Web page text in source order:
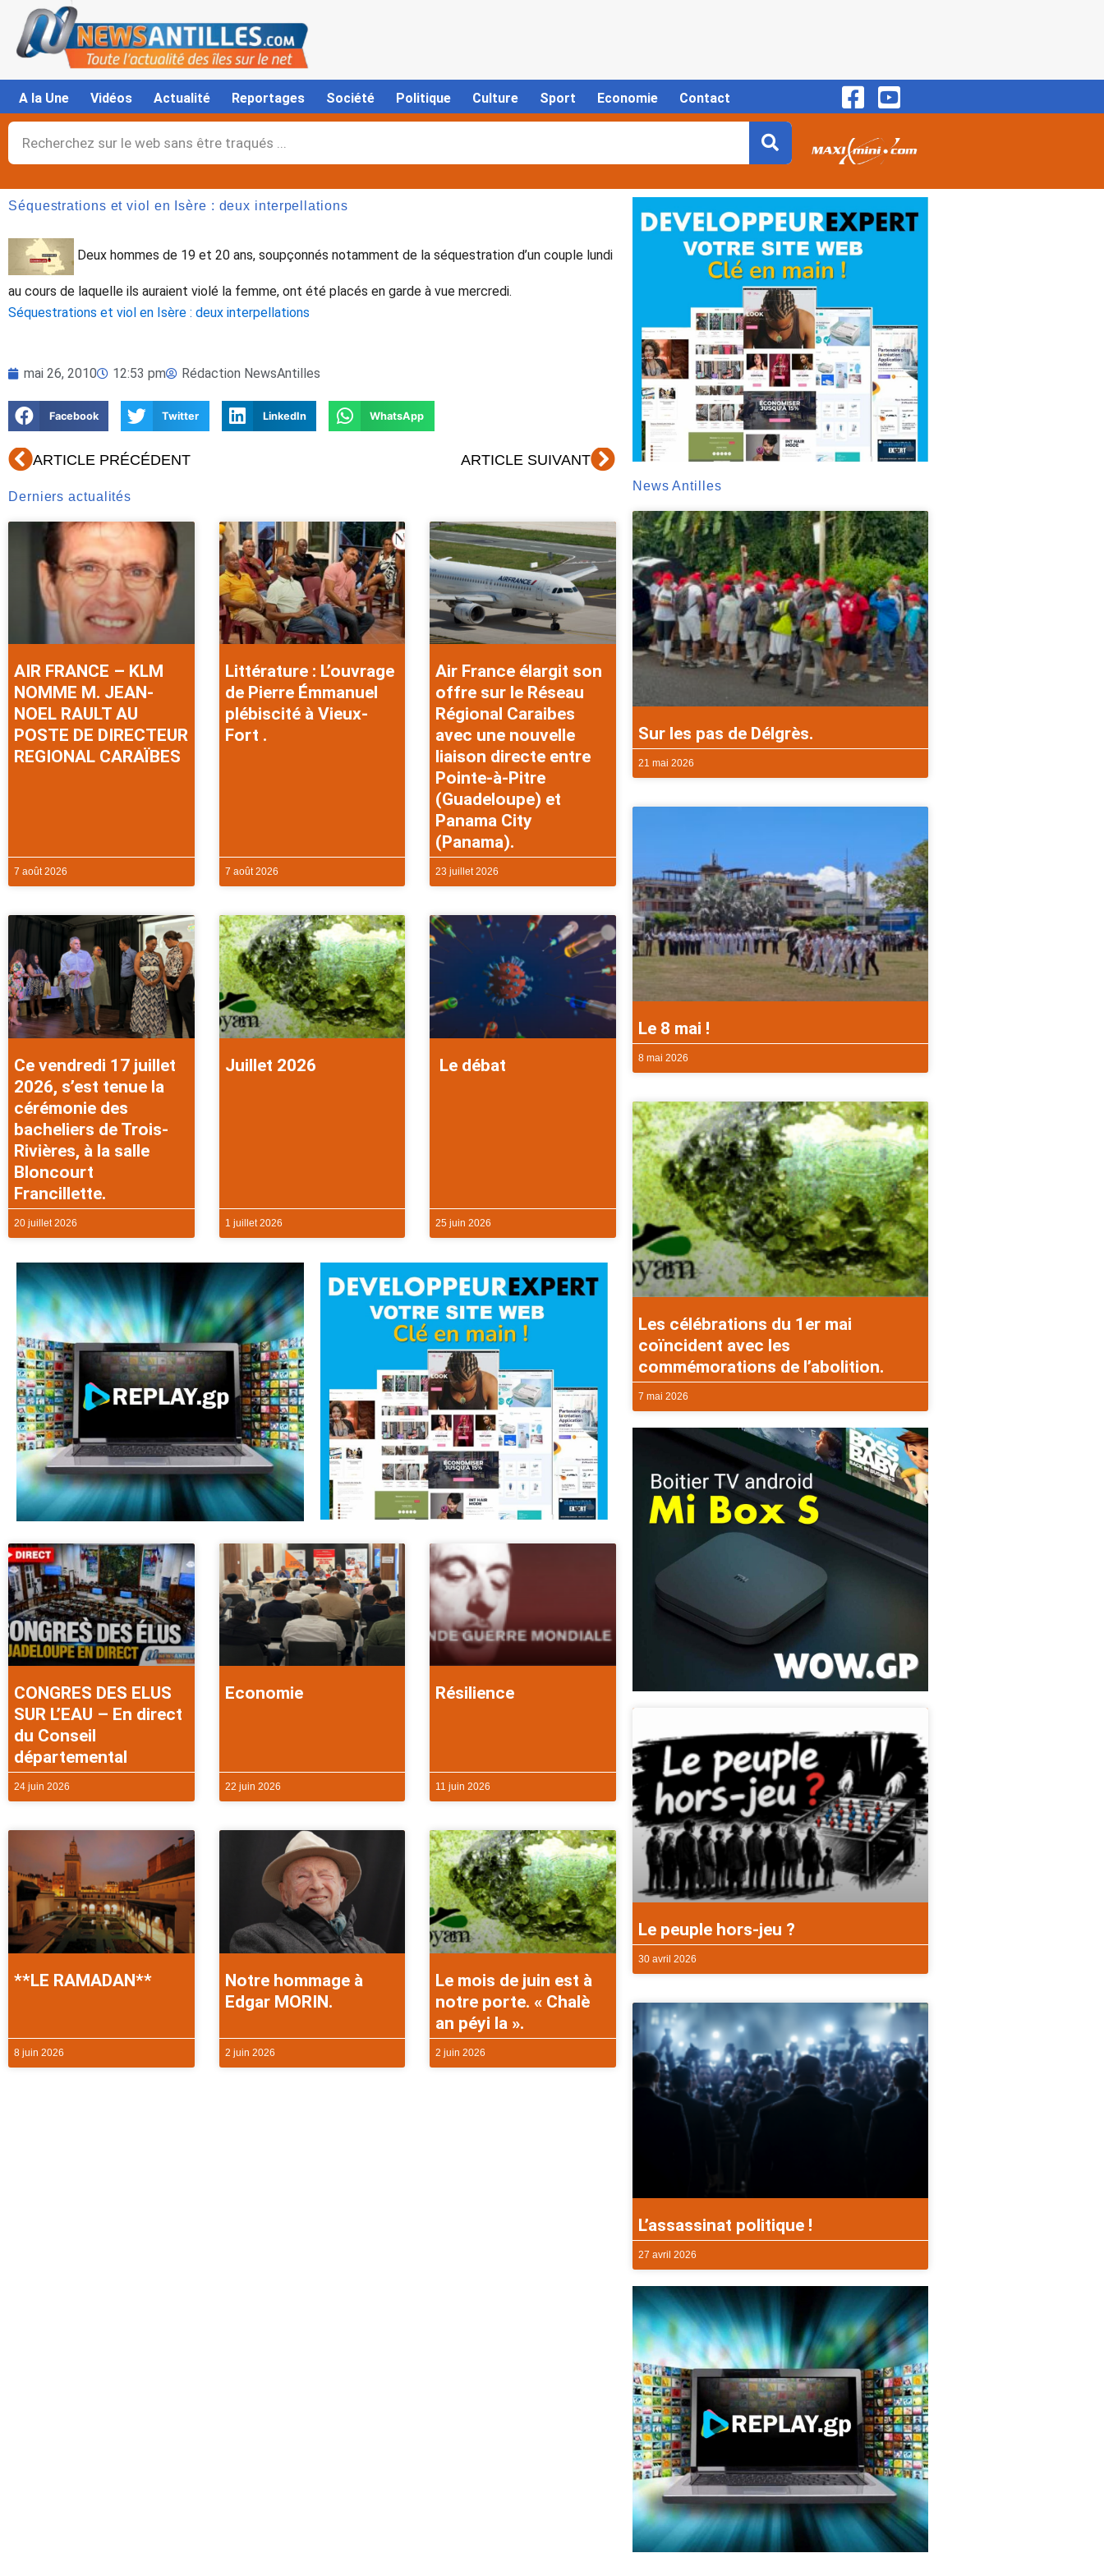
contenu
A la Une Vidéos Actualité Reportages Société Politique Culture Sport Economie Contact
Rechercher
Séquestrations et viol en Isère : deux interpellations
Deux hommes de 19 et 20 ans, soupçonnés notamment de la séquestration d’un couple lundi
au cours de laquelle ils auraient violé la femme, ont été placés en garde à vue mercredi.
Séquestrations et viol en Isère : deux interpellations
mai 26, 2010 12:53 pm Rédaction NewsAntilles
Facebook Twitter LinkedIn WhatsApp
Précédent
ARTICLE PRÉCÉDENT ARTICLE SUIVANTSuivant
Derniers actualités
AIR FRANCE – KLM
NOMME M. JEAN-
NOEL RAULT AU
POSTE DE DIRECTEUR
REGIONAL CARAÏBES
7 août 2026
Littérature : L’ouvrage
de Pierre Émmanuel
plébiscité à Vieux-
Fort .
7 août 2026
Air France élargit son
offre sur le Réseau
Régional Caraibes
avec une nouvelle
liaison directe entre
Pointe-à-Pitre
(Guadeloupe) et
Panama City
(Panama).
23 juillet 2026
Ce vendredi 17 juillet
2026, s’est tenue la
cérémonie des
bacheliers de Trois-
Rivières, à la salle
Bloncourt
Francillette.
20 juillet 2026
Juillet 2026
1 juillet 2026
Le débat
25 juin 2026
CONGRES DES ELUS
SUR L’EAU – En direct
du Conseil
départemental
24 juin 2026
Economie
22 juin 2026
Résilience
11 juin 2026
**LE RAMADAN**
8 juin 2026
Notre hommage à
Edgar MORIN.
2 juin 2026
Le mois de juin est à
notre porte. « Chalè
an péyi la ».
2 juin 2026
News Antilles
Sur les pas de Délgrès.
21 mai 2026
Le 8 mai !
8 mai 2026
Les célébrations du 1er mai
coïncident avec les
commémorations de l’abolition.
7 mai 2026
Le peuple hors-jeu ?
30 avril 2026
L’assassinat politique !
27 avril 2026